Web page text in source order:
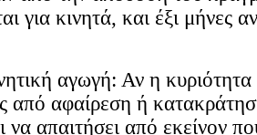
για κινητά, και έξι μήνες
αγωγή: Αν η κυριότητα
από αφαίρεση ή
να απαιτήσει από εκείνον